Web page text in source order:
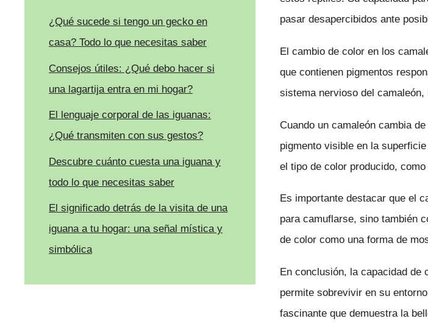
pasar desapercibidos ante
El cambio de color en los
que contienen pigmentos
sistema nervioso del
Cuando un camaleón cambia
pigmento visible en la
el tipo de color producido,
Es importante destacar que el
para camuflarse, sino también
de color como una forma de
En conclusión, la capacidad de
permite sobrevivir en su
fascinante que demuestra la
¿Qué sucede si tengo un gecko en
casa? Todo lo que necesitas saber
Consejos útiles: ¿Qué debo hacer si
una lagartija entra en mi hogar?
El lenguaje corporal de las iguanas:
¿Qué transmiten con sus gestos?
Descubre cuánto cuesta una iguana y
todo lo que necesitas saber
El significado detrás de la visita de una
iguana a tu hogar: una señal mística y
simbólica